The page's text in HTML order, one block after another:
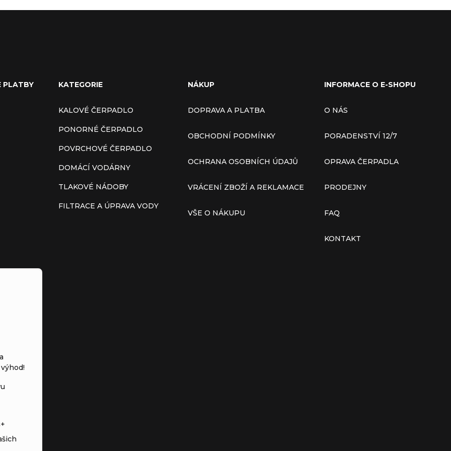
PLATBY KATEGORIE
KALOVÉ ČERPADLO
PONORNÉ ČERPADLO
POVRCHOVÉ ČERPADLO
DOMÁCÍ VODÁRNY
TLAKOVÉ NÁDOBY
FILTRACE A ÚPRAVA VODY
NÁKUP
DOPRAVA A PLATBA
OBCHODNÍ PODMÍNKY
OCHRANA OSOBNÍCH ÚDAJŮ
VRÁCENÍ ZBOŽÍ A REKLAMACE
VŠE O NÁKUPU
INFORMACE O E-SHOPU
O NÁS
PORADENSTVÍ 12/7
OPRAVA ČERPADLA
PRODEJNY
FAQ
KONTAKT